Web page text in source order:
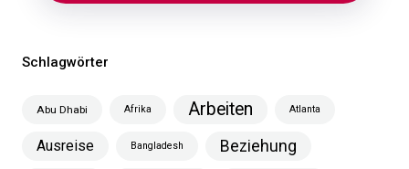
Schlagwörter
Abu Dhabi Afrika Arbeiten Atlanta
Ausreise Bangladesh Beziehung